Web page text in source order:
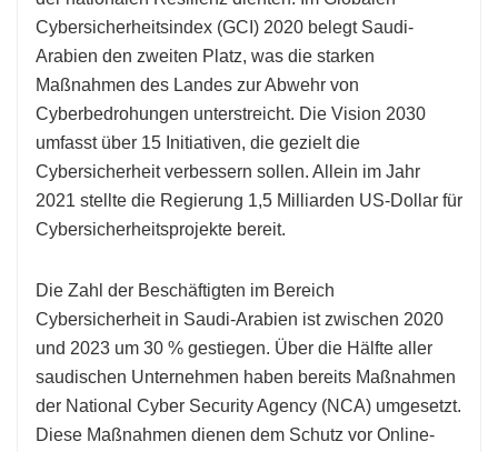
Cybersicherheitsindex (GCI) 2020 belegt Saudi-
Arabien den zweiten Platz, was die starken
Maßnahmen des Landes zur Abwehr von
Cyberbedrohungen unterstreicht. Die Vision 2030
umfasst über 15 Initiativen, die gezielt die
Cybersicherheit verbessern sollen. Allein im Jahr
2021 stellte die Regierung 1,5 Milliarden US-Dollar für
Cybersicherheitsprojekte bereit.
Die Zahl der Beschäftigten im Bereich
Cybersicherheit in Saudi-Arabien ist zwischen 2020
und 2023 um 30 % gestiegen. Über die Hälfte aller
saudischen Unternehmen haben bereits Maßnahmen
der National Cyber ​​Security Agency (NCA) umgesetzt.
Diese Maßnahmen dienen dem Schutz vor Online-